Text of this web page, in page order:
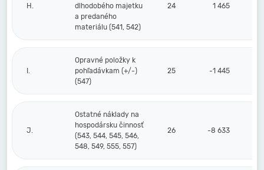
H.
dlhodobého majetku
a predaného
materiálu (541, 542)
24 1 465
I.
Opravné položky k
pohľadávkam (+/-)
(547)
25 -1 445
J.
Ostatné náklady na
hospodársku činnosť
(543, 544, 545, 546,
548, 549, 555, 557)
26 -8 633